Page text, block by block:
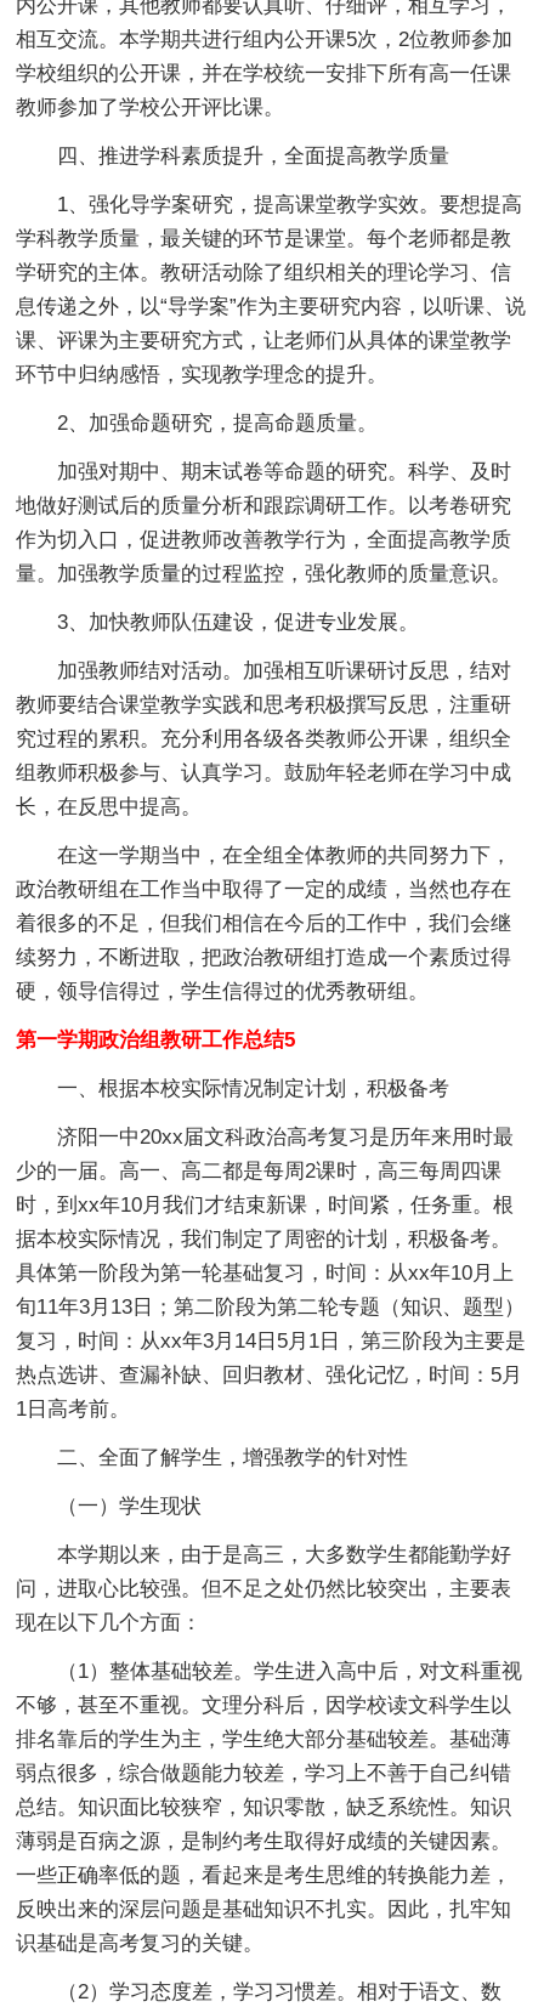
内公开课，其他教师都要认真听、仔细评，相互学习，
相互交流。本学期共进行组内公开课5次，2位教师参加
学校组织的公开课，并在学校统一安排下所有高一任课
教师参加了学校公开评比课。
四、推进学科素质提升，全面提高教学质量
1、强化导学案研究，提高课堂教学实效。要想提高
学科教学质量，最关键的环节是课堂。每个老师都是教
学研究的主体。教研活动除了组织相关的理论学习、信
息传递之外，以“导学案”作为主要研究内容，以听课、说
课、评课为主要研究方式，让老师们从具体的课堂教学
环节中归纳感悟，实现教学理念的提升。
2、加强命题研究，提高命题质量。
加强对期中、期末试卷等命题的研究。科学、及时
地做好测试后的质量分析和跟踪调研工作。以考卷研究
作为切入口，促进教师改善教学行为，全面提高教学质
量。加强教学质量的过程监控，强化教师的质量意识。
3、加快教师队伍建设，促进专业发展。
加强教师结对活动。加强相互听课研讨反思，结对
教师要结合课堂教学实践和思考积极撰写反思，注重研
究过程的累积。充分利用各级各类教师公开课，组织全
组教师积极参与、认真学习。鼓励年轻老师在学习中成
长，在反思中提高。
在这一学期当中，在全组全体教师的共同努力下，
政治教研组在工作当中取得了一定的成绩，当然也存在
着很多的不足，但我们相信在今后的工作中，我们会继
续努力，不断进取，把政治教研组打造成一个素质过得
硬，领导信得过，学生信得过的优秀教研组。
第一学期政治组教研工作总结5
一、根据本校实际情况制定计划，积极备考
济阳一中20xx届文科政治高考复习是历年来用时最
少的一届。高一、高二都是每周2课时，高三每周四课
时，到xx年10月我们才结束新课，时间紧，任务重。根
据本校实际情况，我们制定了周密的计划，积极备考。
具体第一阶段为第一轮基础复习，时间：从xx年10月上
旬11年3月13日；第二阶段为第二轮专题（知识、题型）
复习，时间：从xx年3月14日5月1日，第三阶段为主要是
热点选讲、查漏补缺、回归教材、强化记忆，时间：5月
1日高考前。
二、全面了解学生，增强教学的针对性
（一）学生现状
本学期以来，由于是高三，大多数学生都能勤学好
问，进取心比较强。但不足之处仍然比较突出，主要表
现在以下几个方面：
（1）整体基础较差。学生进入高中后，对文科重视
不够，甚至不重视。文理分科后，因学校读文科学生以
排名靠后的学生为主，学生绝大部分基础较差。基础薄
弱点很多，综合做题能力较差，学习上不善于自己纠错
总结。知识面比较狭窄，知识零散，缺乏系统性。知识
薄弱是百病之源，是制约考生取得好成绩的关键因素。
一些正确率低的题，看起来是考生思维的转换能力差，
反映出来的深层问题是基础知识不扎实。因此，扎牢知
识基础是高考复习的关键。
（2）学习态度差，学习习惯差。相对于语文、数